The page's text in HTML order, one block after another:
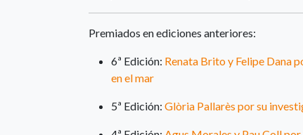
Premiados en ediciones anteriores:
6ª Edición: Renata Brito y Felipe Dana
en el mar
5ª Edición: Glòria Pallarès por su